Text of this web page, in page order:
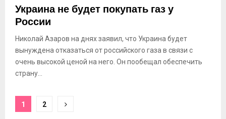
Украина не будет покупать газ у
России
Николай Азаров на днях заявил, что Украина будет
вынуждена отказаться от российского газа в связи с
очень высокой ценой на него. Он пообещал обеспечить
страну...
Пагинация
1 2